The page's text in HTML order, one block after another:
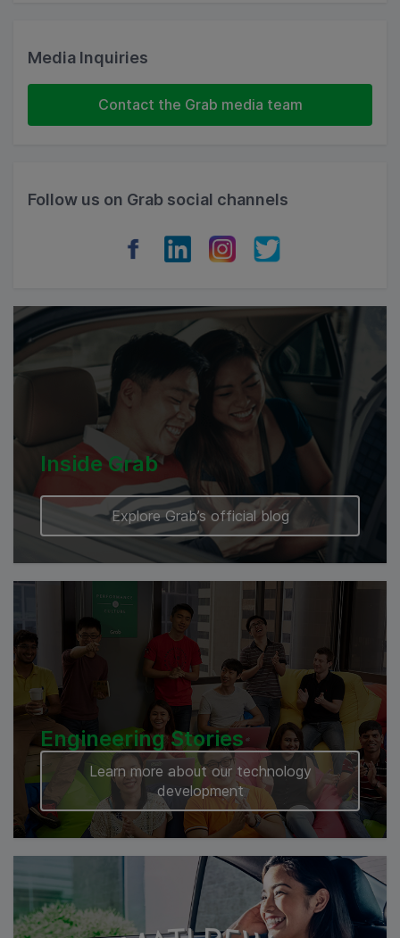
Indonesia
Thailand
Vietnam
Myanmar
Media Inquiries
Contact the Grab media team
Follow us on Grab social channels
Inside Grab
Explore Grab’s official blog
Engineering Stories
Learn more about our technology
development